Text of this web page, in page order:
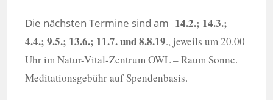
Die nächsten Termine sind am 14.2.; 14.3.;
4.4.; 9.5.; 13.6.; 11.7. und 8.8.19., jeweils um 20.00
Uhr im Natur-Vital-Zentrum OWL – Raum Sonne.
Meditationsgebühr auf Spendenbasis.